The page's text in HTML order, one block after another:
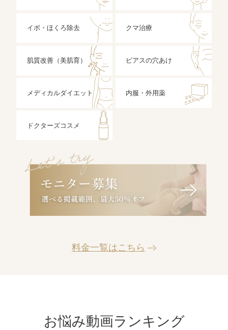
イボ・ほくろ除去 クマ治療
肌質改善（美肌育） ピアスの穴あけ
メディカルダイエット 内服・外用薬
ドクターズコスメ
料金一覧はこちら
お悩み動画ランキング